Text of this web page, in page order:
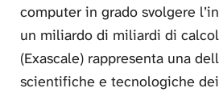
computer in grado svolgere
un miliardo di miliardi di
(Exascale) rappresenta una
scientifiche e tecnologiche